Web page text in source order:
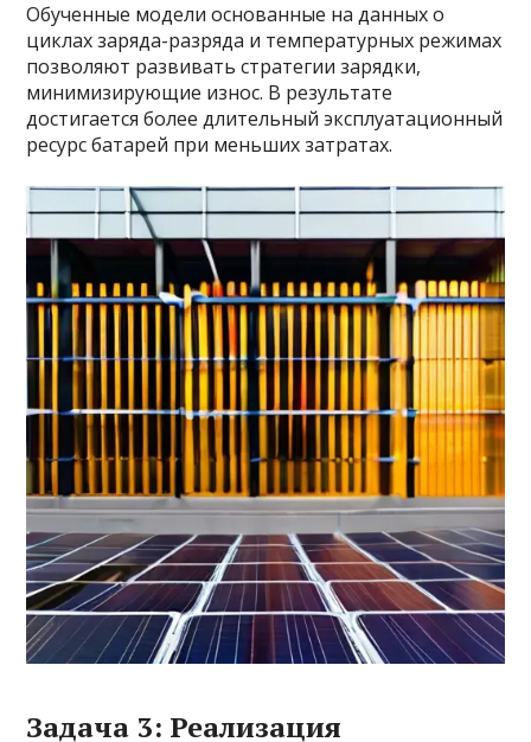
Обученные модели основанные на данных о
циклах заряда-разряда и температурных режимах
позволяют развивать стратегии зарядки,
минимизирующие износ. В результате
достигается более длительный эксплуатационный
ресурс батарей при меньших затратах.
Задача 3: Реализация